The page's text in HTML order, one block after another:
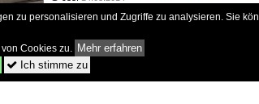
Frankreich, Languedoc-Roussillon, Hérault,
Linie 2 am Corum und in voller Fahrt
Jean-Claude Delagardelle
Frankreich / Stadtverkehr / Tramway de Montpellier,
zu personalisieren und Zugriffe zu analysieren. Sie
Cookies zu. Mehr erfahren
 Ich stimme zu